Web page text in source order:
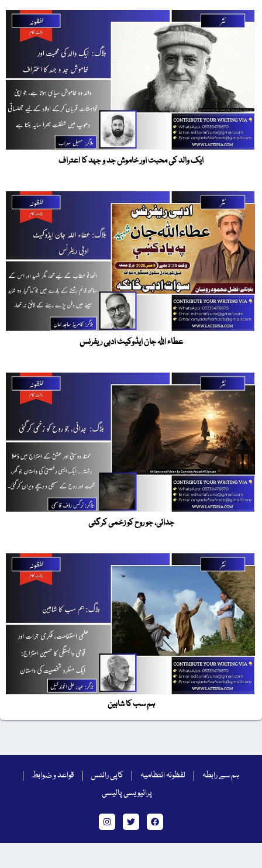
ایک والد کی محبت اور خاموش جد و جہد کا اعتراف
عطاء اللہ جان ایڈوکیٹ ادبی ریفرنس
جدائی، جو روح کو زخمی کرگئی
ہم سب کا شاہین
ہم سے رابطہ لفظونہ انتظامیہ کاپی رائٹس
قواعد و ضوابط
پرائیویسی پالیسی